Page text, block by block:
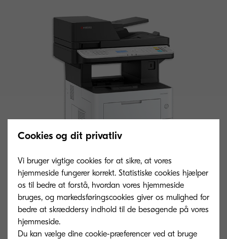
Generel type
S/h multifunktionsenheder til A4-format
Cookies og dit privatliv
Vi bruger vigtige cookies for at sikre, at vores
hjemmeside fungerer korrekt. Statistiske cookies hjælper
os til bedre at forstå, hvordan vores hjemmeside
bruges, og markedsføringscookies giver os mulighed for
bedre at skræddersy indhold til de besøgende på vores
hjemmeside.
Du kan vælge dine cookie-præferencer ved at bruge